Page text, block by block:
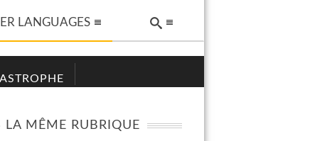
LANGUAGES
LA MÊME RUBRIQUE